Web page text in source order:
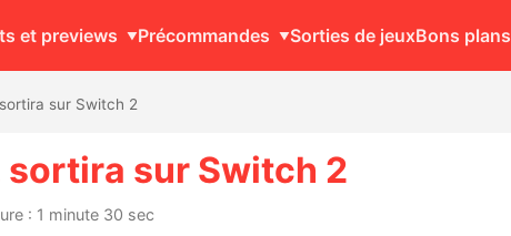
et previews Précommandes Sorties de jeuxBons plans
sur Switch 2
sortira sur Switch 2
: 1 minute 30 sec